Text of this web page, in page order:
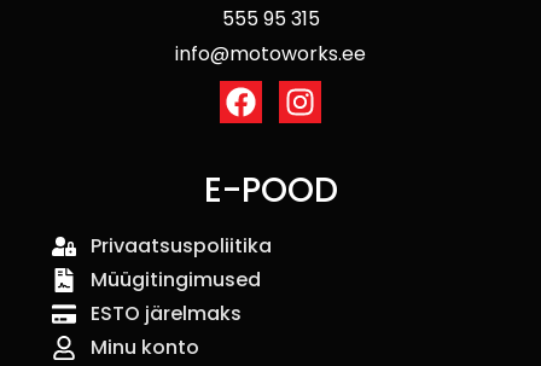
555 95 315
info@motoworks.ee
E-POOD
Privaatsuspoliitika
Müügitingimused
ESTO järelmaks
Minu konto